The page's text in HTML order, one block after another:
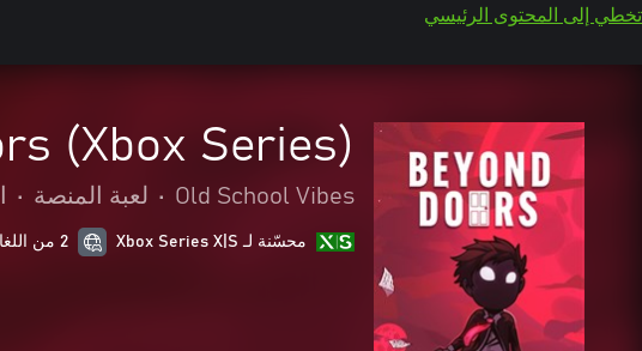
تخطي إلى المحتوى الرئيسي
(Xbox Series)
Old School Vibes
• لعبة المنصة •
محسّنة لـ Xbox Series X|S 2 من اللغات المدعمة